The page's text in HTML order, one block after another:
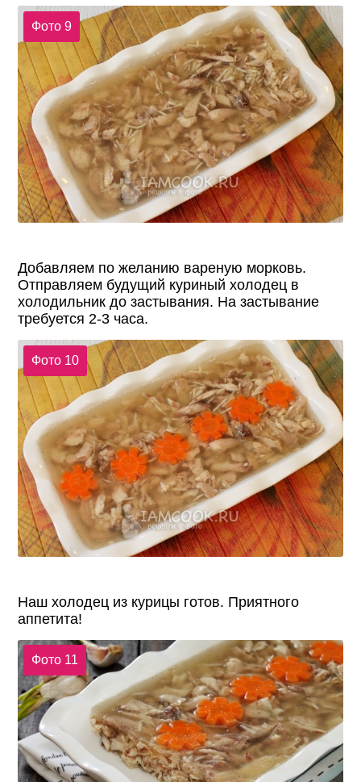
Фото 9
Добавляем по желанию вареную морковь.
Отправляем будущий куриный холодец в
холодильник до застывания. На застывание
требуется 2-3 часа.
Фото 10
Наш холодец из курицы готов. Приятного
аппетита!
Фото 11